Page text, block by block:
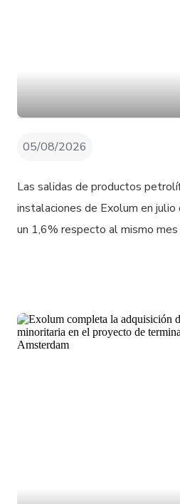
05/08/2026
Las salidas de productos
instalaciones de Exolum en
un 1,6% respecto al mismo